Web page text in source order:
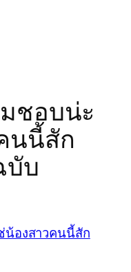
ชอบน่ะ
นนี้สัก
บับ
น้องสาวคนนี้สัก